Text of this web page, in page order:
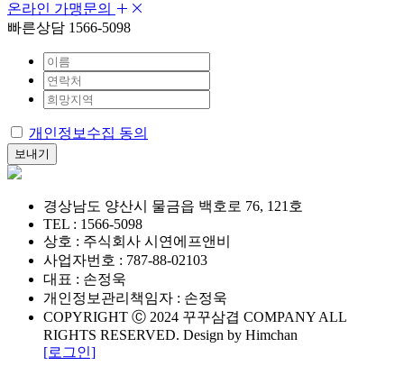
온라인 가맹문의
빠른상담 1566-5098
개인정보수집 동의
보내기
경상남도 양산시 물금읍 백호로 76, 121호
TEL : 1566-5098
상호 : 주식회사 시연에프앤비
사업자번호 : 787-88-02103
대표 : 손정욱
개인정보관리책임자 : 손정욱
COPYRIGHT Ⓒ 2024 꾸꾸삼겹 COMPANY ALL
RIGHTS RESERVED. Design by Himchan
[로그인]